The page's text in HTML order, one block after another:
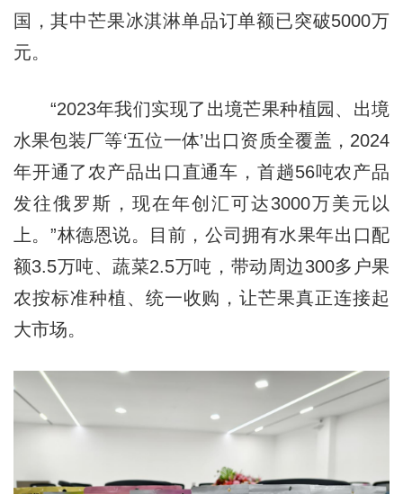
国，其中芒果冰淇淋单品订单额已突破5000万
元。
“2023年我们实现了出境芒果种植园、出境
水果包装厂等‘五位一体’出口资质全覆盖，2024
年开通了农产品出口直通车，首趟56吨农产品
发往俄罗斯，现在年创汇可达3000万美元以
上。”林德恩说。目前，公司拥有水果年出口配
额3.5万吨、蔬菜2.5万吨，带动周边300多户果
农按标准种植、统一收购，让芒果真正连接起
大市场。